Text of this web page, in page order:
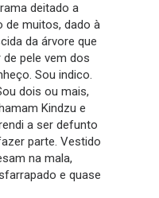
deitado a
de muitos, dado à
da árvore que
pele vem dos
Sou indico.
dois ou mais,
Kindzu e
a ser defunto
parte. Vestido
na mala,
e quase